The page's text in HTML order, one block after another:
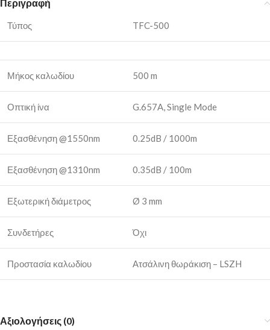
Περιγραφή
Τύπος TFC-500
Μήκος καλωδίου 500 m
Οπτική ίνα G.657A, Single Mode
Εξασθένηση @1550nm 0.25dB / 1000m
Εξασθένηση @1310nm 0.35dB / 100m
Εξωτερική διάμετρος Ø 3 mm
Συνδετήρες Όχι
Προστασία καλωδίου Ατσάλινη θωράκιση – LSZH
Αξιολογήσεις (0)